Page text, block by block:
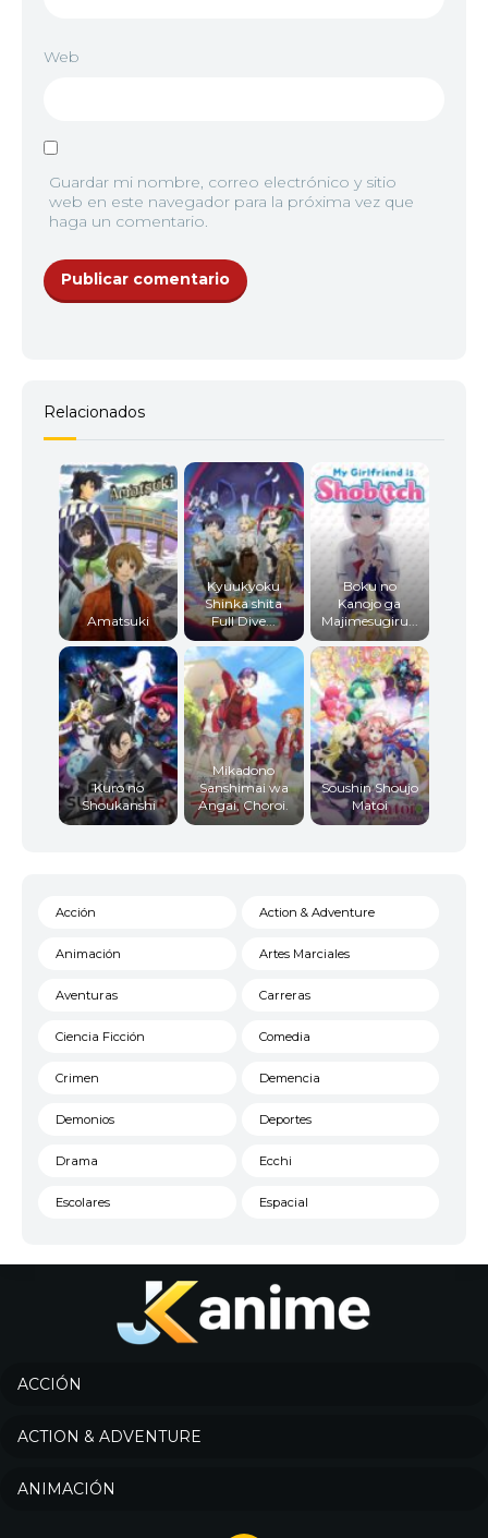
Web
Guardar mi nombre, correo electrónico y sitio
web en este navegador para la próxima vez que
haga un comentario.
Relacionados
Amatsuki
Kyuukyoku
Shinka shita
Full Dive...
Boku no
Kanojo ga
Majimesugiru...
Kuro no
Shoukanshi
Mikadono
Sanshimai wa
Angai, Choroi.
Soushin Shoujo
Matoi
Acción Action & Adventure
Animación Artes Marciales
Aventuras Carreras
Ciencia Ficción Comedia
Crimen Demencia
Demonios Deportes
Drama Ecchi
Escolares Espacial
Historico
Josei
Música
ACCIÓN
ACTION & ADVENTURE
ANIMACIÓN